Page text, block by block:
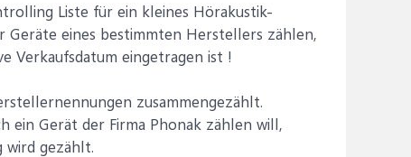
Liste für ein kleines Hörakustik-
eines bestimmten Herstellers zählen,
Verkaufsdatum eingetragen ist !
zusammengezählt.
ein Gerät der Firma Phonak zählen will,
wird gezählt.